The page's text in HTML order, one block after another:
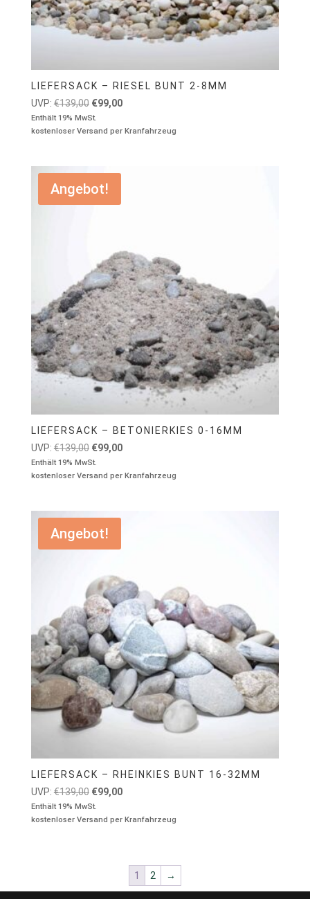
LIEFERSACK – RIESEL BUNT 2-8MM
UVP: €139,00 Ursprünglicher
Preis
war:
€99,00Aktueller
ist:
Enthält 19% MwSt.
kostenloser Versand per Kranfahrzeug
Angebot!
LIEFERSACK – BETONIERKIES 0-16MM
UVP: €139,00 Ursprünglicher
Preis
war:
€99,00Aktueller
ist:
Enthält 19% MwSt.
kostenloser Versand per Kranfahrzeug
Angebot!
LIEFERSACK – RHEINKIES BUNT 16-32MM
UVP: €139,00 Ursprünglicher
Preis
war:
€99,00Aktueller
ist:
Enthält 19% MwSt.
kostenloser Versand per Kranfahrzeug
1 2 →